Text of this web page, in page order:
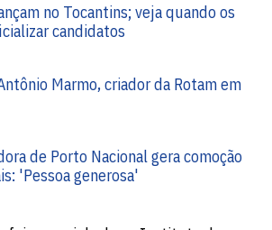
no Tocantins; veja quando os
candidatos
Marmo, criador da Rotam em
de Porto Nacional gera comoção
'Pessoa generosa'